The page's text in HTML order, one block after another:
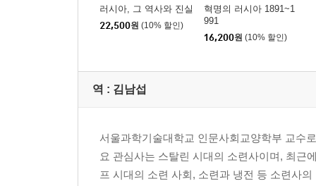
러시아, 그 역사와 진실
22,500원 (10% 할인)
혁명의 러시아 1891~1
991
16,200원 (10% 할인)
역 : 김남섭
서울과학기술대학교 인문사회교양학부 교수
요 관심사는 스탈린 시대의 소련사이며, 최근
프 시대의 소련 사회, 소련과 냉전 등 소련사